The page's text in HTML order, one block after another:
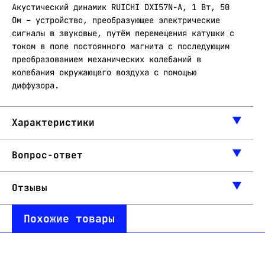
Акустический динамик RUICHI DXI57N-A, 1 Вт, 50
Ом – устройство, преобразующее электрические
сигналы в звуковые, путём перемещения катушки с
током в поле постоянного магнита с последующим
преобразованием механических колебаний в
колебания окружающего воздуха с помощью
диффузора.
Характеристики
Вопрос-ответ
Отзывы
Похожие товары